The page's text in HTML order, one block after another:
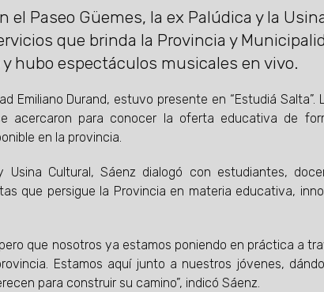
el Paseo Güemes, la ex Palúdica y la
que brinda la Provincia y
hubo espectáculos musicales en vivo.
Emiliano Durand, estuvo presente en “Estudiá Salta”.
acercaron para conocer la oferta educativa de
en la provincia.
Cultural, Sáenz dialogó con estudiantes,
que persigue la Provincia en materia educativa,
que nosotros ya estamos poniendo en práctica a
Estamos aquí junto a nuestros jóvenes,
para construir su camino”, indicó Sáenz.